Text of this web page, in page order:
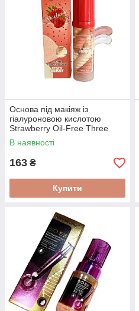
Основа під макіяж із
гіалуроновою кислотою
Strawberry Oil-Free Three
Color Primer 40 ml
В наявності
163 ₴
Купити